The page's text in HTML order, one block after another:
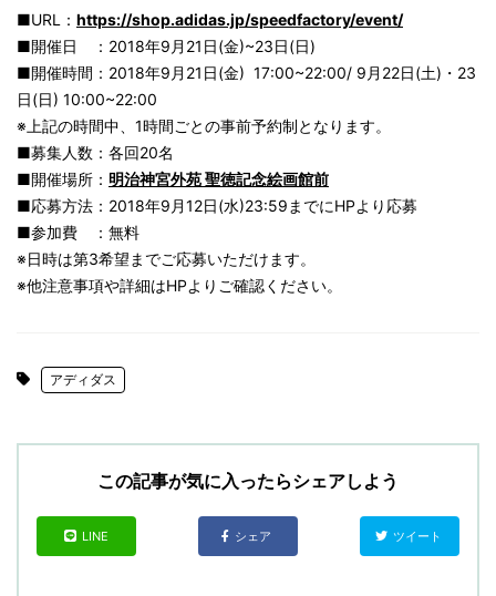
■URL： https://shop.adidas.jp/speedfactory/event/
■開催日 ：2018年9月21日(金)~23日(日)
■開催時間：2018年9月21日(金) 17:00~22:00/ 9月22日(土)・23
日(日) 10:00~22:00
※上記の時間中、1時間ごとの事前予約制となります。
■募集人数：各回20名
■開催場所： 明治神宮外苑 聖徳記念絵画館前
■応募方法：2018年9月12日(水)23:59までにHPより応募
■参加費 ：無料
※日時は第3希望までご応募いただけます。
※他注意事項や詳細はHPよりご確認ください。
アディダス
この記事が気に入ったらシェアしよう
LINE シェア ツイート